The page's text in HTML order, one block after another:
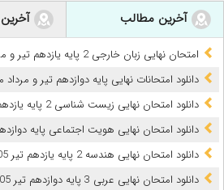
آخرین مطالب
امتحان نهایی زبان خارجی 2 پایه یازدهم تیر و مرداد 1405 + فایل صوتی
دانلود امتحانات نهایی پایه دوازدهم تیر و مرداد ماه
دانلود امتحان نهایی زیست شناسی 2 پایه یازدهم تیر 1405 + پاسخ
دانلود امتحان نهایی هویت اجتماعی پایه دوازدهم تیر
دانلود امتحان نهایی هندسه 2 پایه یازدهم تیر 1405 + پاسخ
دانلود امتحان نهایی عربی 3 پایه دوازدهم تیر 1405 + پاسخ